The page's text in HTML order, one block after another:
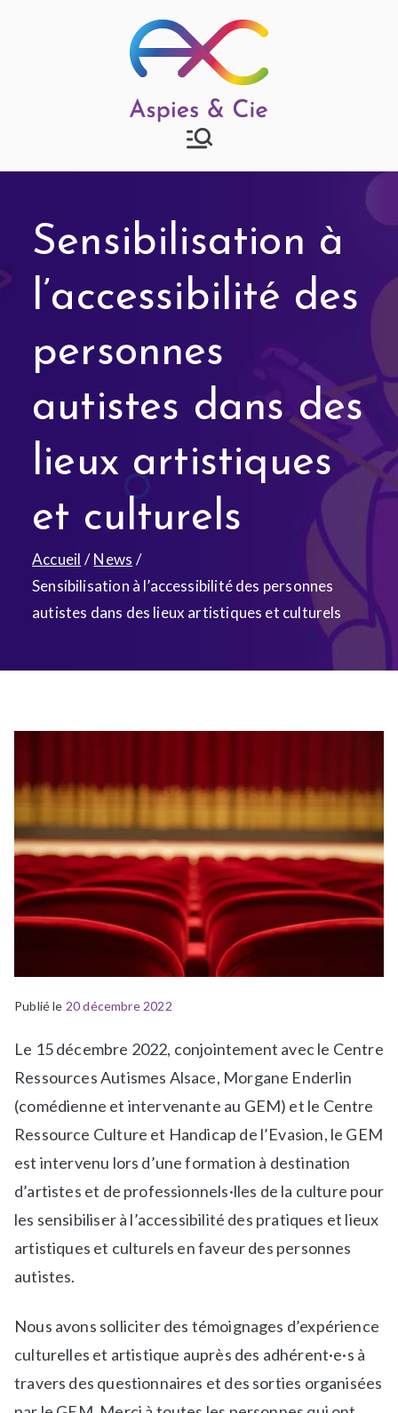
Aspies & Cie
Sensibilisation à
l’accessibilité des
personnes
autistes dans des
lieux artistiques
et culturels
Accueil
News
Sensibilisation à l’accessibilité des personnes
autistes dans des lieux artistiques et culturels
Publié le 20 décembre 2022
P
b
l
é
d
a
n
a
-
l
n
e
É
i
q
e
t
é
F
r
m
a
n
s
Le 15 décembre 2022, conjointement avec le Centre
Ressources Autismes Alsace, Morgane Enderlin
(comédienne et intervenante au GEM) et le Centre
Ressource Culture et Handicap de l’Evasion, le GEM
est intervenu lors d’une formation à destination
d’artistes et de professionnels·lles de la culture pour
les sensibiliser à l’accessibilité des pratiques et lieux
artistiques et culturels en faveur des personnes
autistes.
Nous avons solliciter des témoignages d’expérience
culturelles et artistique auprès des adhérent·e·s à
travers des questionnaires et des sorties organisées